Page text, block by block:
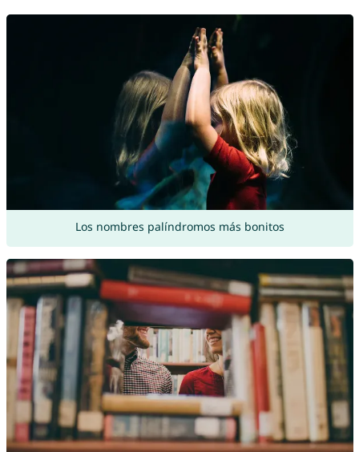
Los nombres palíndromos más bonitos